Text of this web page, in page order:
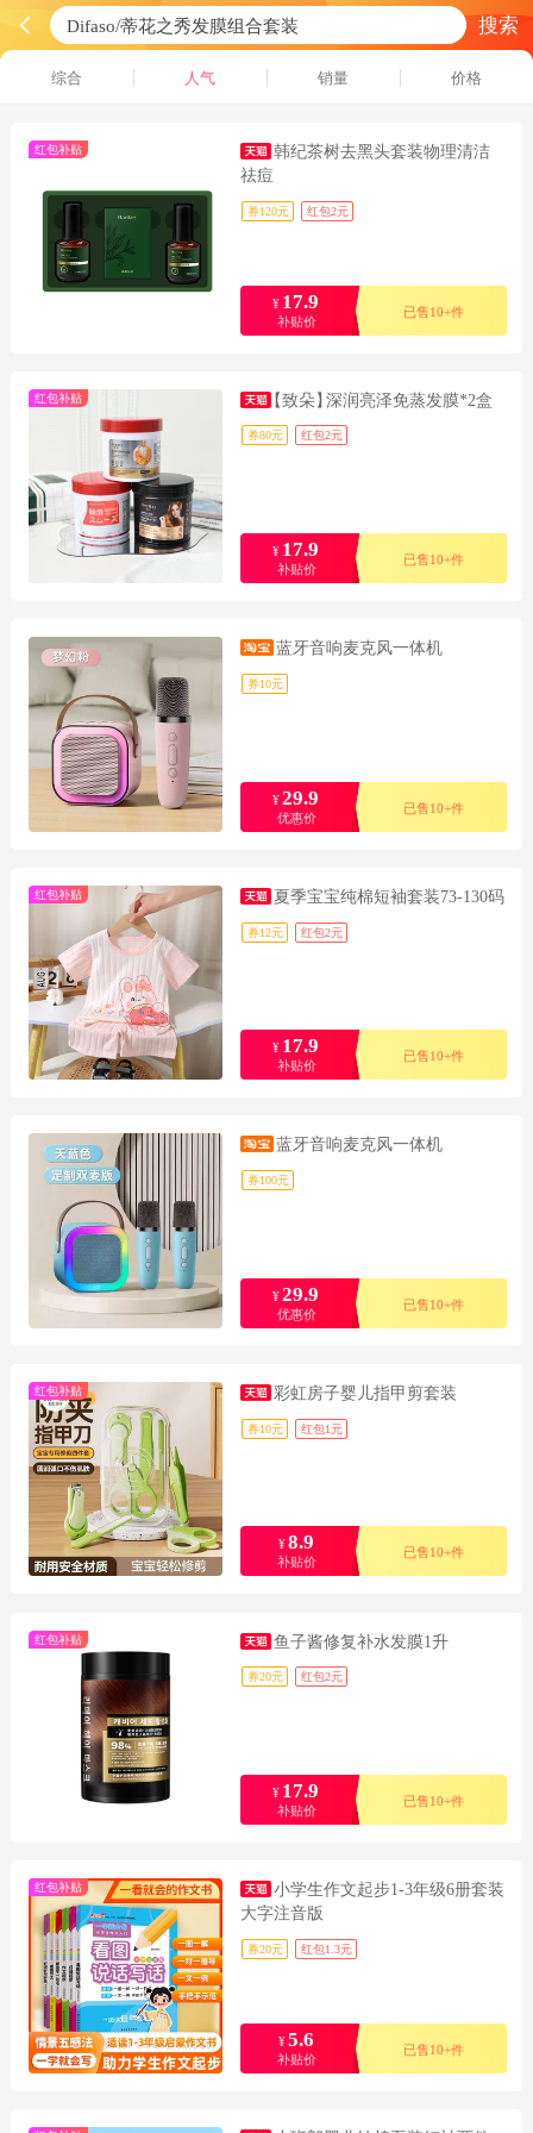
搜索
综合 人气 销量 价格
红包补贴
韩纪茶树去黑头套装物理清洁
祛痘
券120元 红包2元
¥ 17.9
补贴价
已售10+件
红包补贴 【致朵】深润亮泽免蒸发膜*2盒
券80元 红包2元
¥ 17.9
补贴价
已售10+件
蓝牙音响麦克风一体机
券10元
¥ 29.9
优惠价
已售10+件
红包补贴 夏季宝宝纯棉短袖套装73-130码
券12元 红包2元
¥ 17.9
补贴价
已售10+件
蓝牙音响麦克风一体机
券100元
¥ 29.9
优惠价
已售10+件
红包补贴 彩虹房子婴儿指甲剪套装
券10元 红包1元
¥8.9
补贴价
已售10+件
红包补贴 鱼子酱修复补水发膜1升
券20元 红包2元
¥ 17.9
补贴价
已售10+件
红包补贴
小学生作文起步1-3年级6册套装
大字注音版
券20元 红包1.3元
¥5.6
补贴价
已售10+件